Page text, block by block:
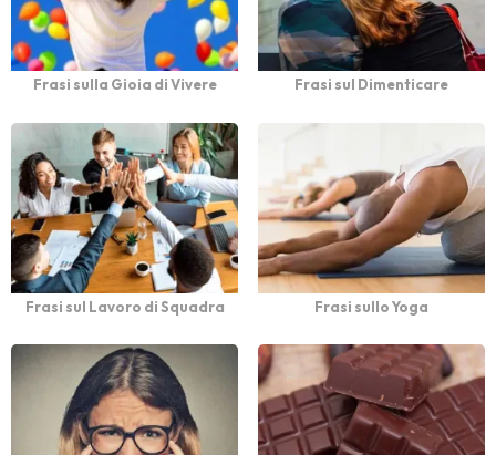
Frasi sulla Gioia di Vivere Frasi sul Dimenticare
Frasi sul Lavoro di Squadra Frasi sullo Yoga